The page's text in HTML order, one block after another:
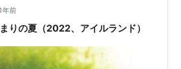
年前
りの夏（2022、アイルランド）